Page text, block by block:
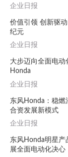
企业日报
价值引领 创新驱
纪元
企业日报
大步迈向全面电
Honda
企业日报
东风Honda：稳燃
合资发展新模式
企业日报
东风Honda明星产
展全面电动化决心